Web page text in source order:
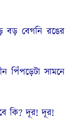
বেগনি রঙের
পিঁপড়েটা সামনে
কি? দূর! দূর!